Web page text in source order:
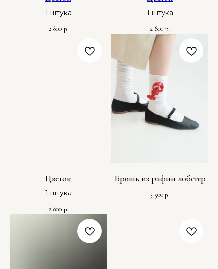
1 штука
2 800 р.
1 штука
2 800 р.
Цветок
1 штука
2 800 р.
Брошь из рафии лобстер
3 500 р.